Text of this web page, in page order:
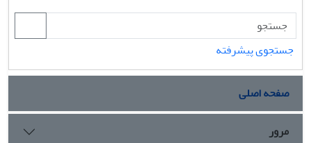
جستجوی پیشرفته
صفحه اصلی
مرور